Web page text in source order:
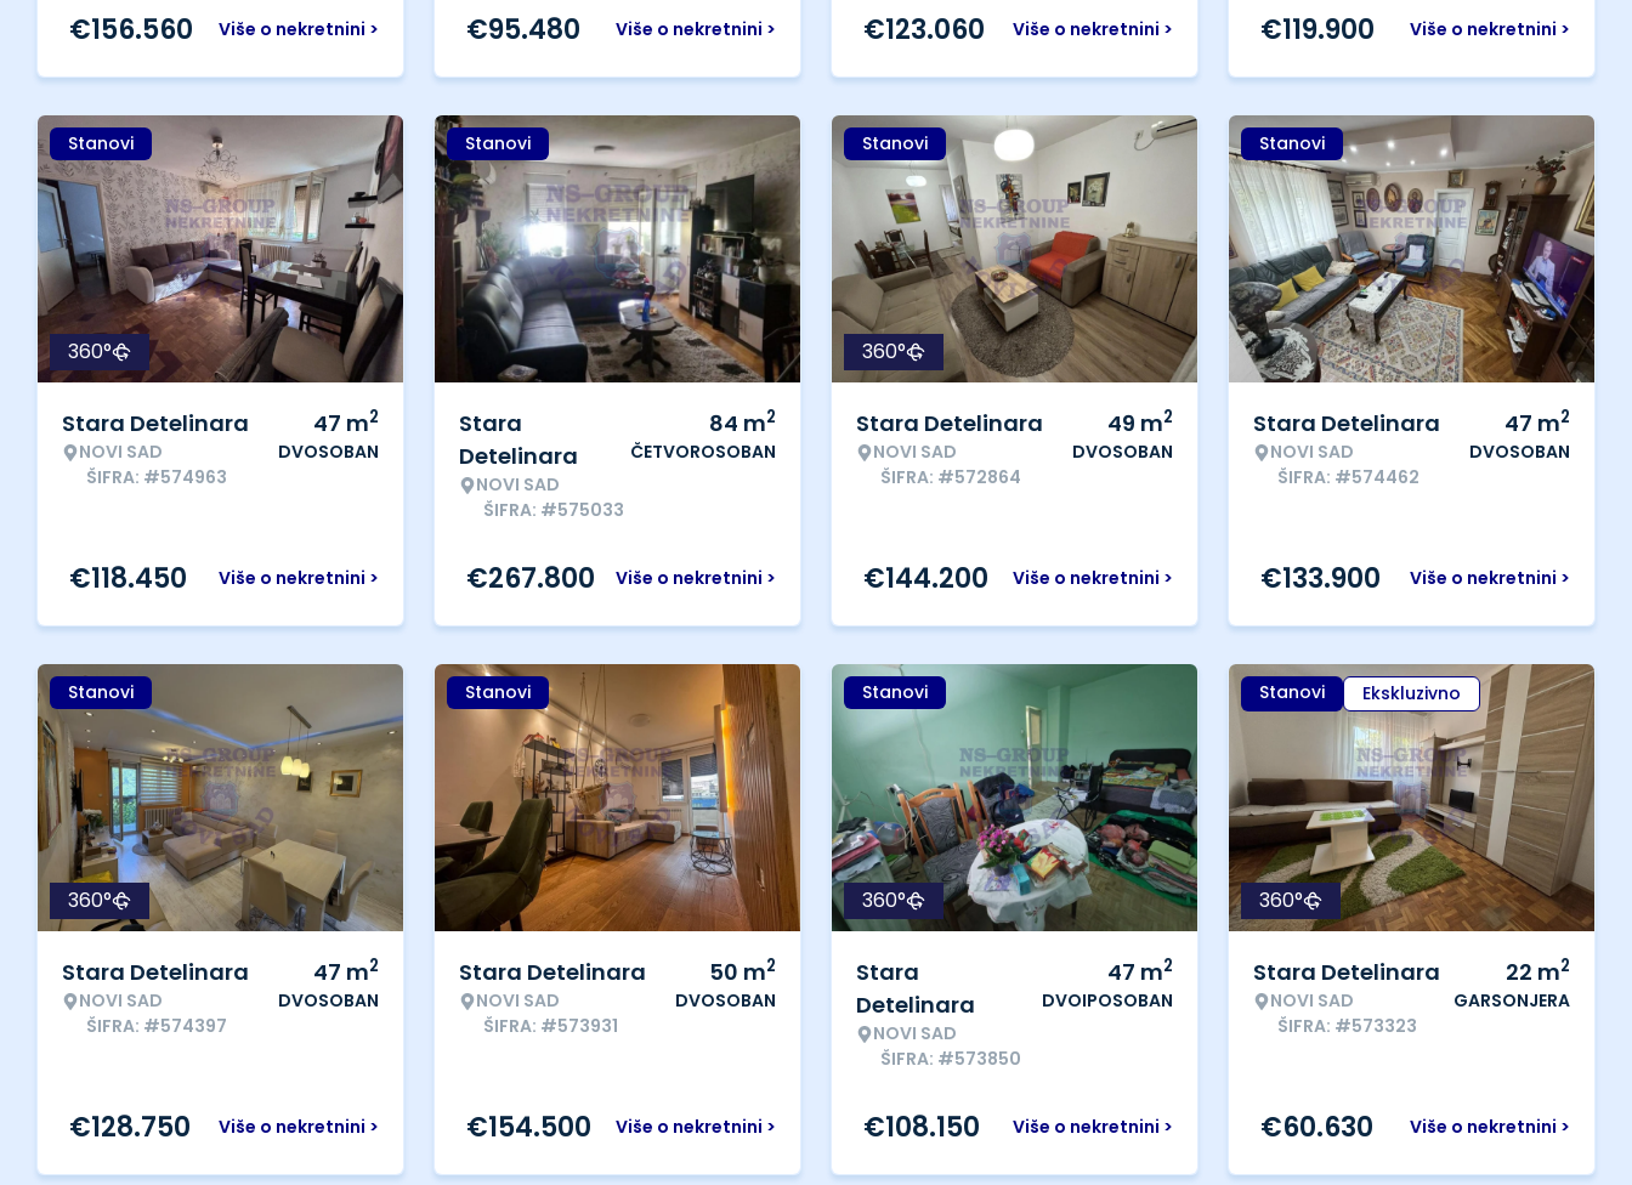
Više o nekretnini >
€156.560 Više o nekretnini >
€95.480 Više o nekretnini >
€123.060 Više o nekretnini >
€119.900
Stanovi
360°
Stara Detelinara
NOVI SAD
ŠIFRA: #574963
47 m2
DVOSOBAN
Više o nekretnini >
€118.450
Stanovi
Stara
Detelinara
NOVI SAD
ŠIFRA: #575033
84 m2
ČETVOROSOBAN
Više o nekretnini >
€267.800
Stanovi
360°
Stara Detelinara
NOVI SAD
ŠIFRA: #572864
49 m2
DVOSOBAN
Više o nekretnini >
€144.200
Stanovi
Stara Detelinara
NOVI SAD
ŠIFRA: #574462
47 m2
DVOSOBAN
Više o nekretnini >
€133.900
Stanovi
360°
Stara Detelinara
NOVI SAD
ŠIFRA: #574397
47 m2
DVOSOBAN
Više o nekretnini >
€128.750
Stanovi
Stara Detelinara
NOVI SAD
ŠIFRA: #573931
50 m2
DVOSOBAN
Više o nekretnini >
€154.500
Stanovi
360°
Stara
Detelinara
NOVI SAD
ŠIFRA: #573850
47 m2
DVOIPOSOBAN
Više o nekretnini >
€108.150
Stanovi Ekskluzivno
360°
Stara Detelinara
NOVI SAD
ŠIFRA: #573323
22 m2
GARSONJERA
Više o nekretnini >
€60.630